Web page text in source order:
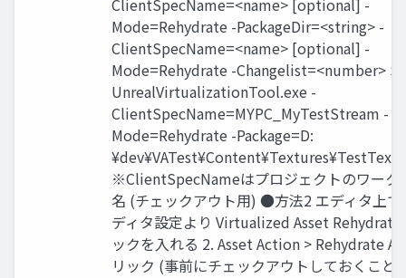
ClientSpecName=<name> [optional] -
Mode=Rehydrate -PackageDir=<string> -
ClientSpecName=<name> [optional] -
Mode=Rehydrate -Changelist=<number>
UnrealVirtualizationTool.exe -
ClientSpecName=MYPC_MyTestStream -
Mode=Rehydrate -Package=D:
※ClientSpecNameはプロジェクトのワーク
名 (チェックアウト用) ●方法2 エディタ上で
ディタ設定より Virtualized Asset
ックを入れる 2. Asset Action > Rehydrate
リック (事前にチェックアウトしておくこと)